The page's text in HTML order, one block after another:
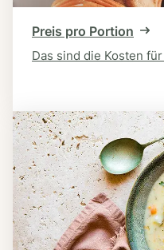
Preis pro Portion
Das sind die Kosten